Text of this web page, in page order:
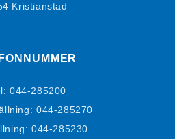
Kristianstad
044-285200
044-285270
044-285230